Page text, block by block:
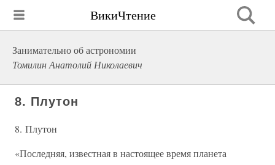
ВикиЧтение
Занимательно об астрономии
Томилин Анатолий Николаевич
8. Плутон
8. Плутон
«Последняя, известная в настоящее время планета